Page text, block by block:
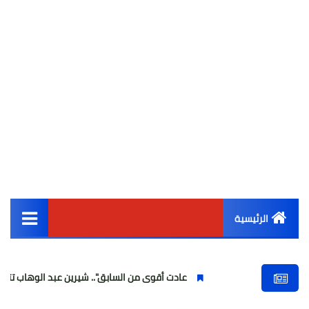
الرئيسية
أخبار مصر
عادت أقوى من السابق".. شيرين عبد الوهاب تتألق في أولى